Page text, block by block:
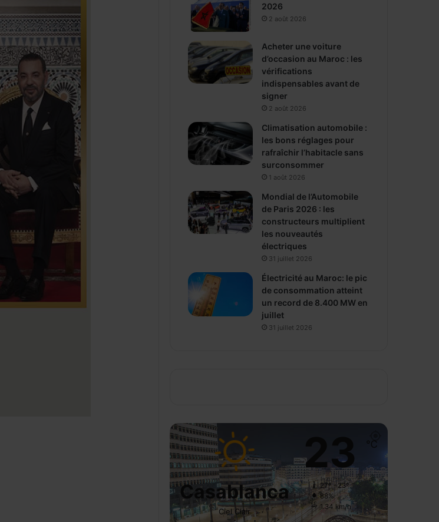
2026
2 août 2026
Acheter une voiture
d’occasion au Maroc : les
vérifications
indispensables avant de
signer
2 août 2026
Climatisation automobile :
les bons réglages pour
rafraîchir l’habitacle sans
surconsommer
1 août 2026
Mondial de l’Automobile
de Paris 2026 : les
constructeurs multiplient
les nouveautés
électriques
31 juillet 2026
Électricité au Maroc: le pic
de consommation atteint
un record de 8.400 MW en
juillet
31 juillet 2026
Casablanca
Ciel Clair
23 ℃
27º - 23º
88%
1.34 km/h